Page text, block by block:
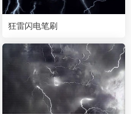
狂雷闪电笔刷